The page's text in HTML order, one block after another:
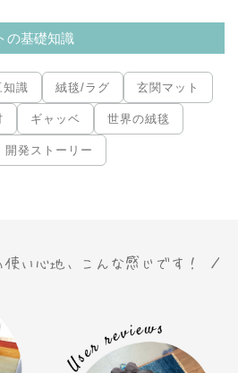
の基礎知識
知識 絨毯/ラグ 玄関マット
ギャッベ 世界の絨毯
開発ストーリー